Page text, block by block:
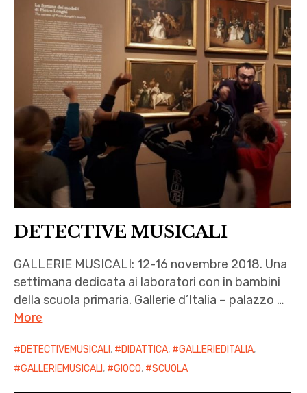
DETECTIVE MUSICALI
GALLERIE MUSICALI: 12-16 novembre 2018. Una
settimana dedicata ai laboratori con in bambini
della scuola primaria. Gallerie d’Italia – palazzo …
More
DETECTIVEMUSICALI , DIDATTICA, GALLERIEDITALIA,
GALLERIEMUSICALI , GIOCO, SCUOLA